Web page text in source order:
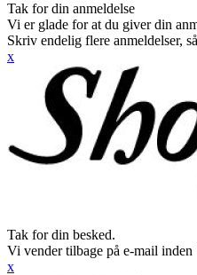
Tak for din anmeldelse
Vi er glade for at du giver din
Skriv endelig flere anmeldelser,
x
Tak for din besked.
Vi vender tilbage på e-mail inden
x